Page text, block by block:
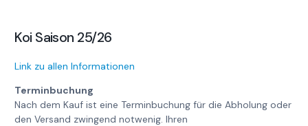
Koi Saison 25/26
Link zu allen Informationen
Terminbuchung
Nach dem Kauf ist eine Terminbuchung für die Abholung oder
den Versand zwingend notwenig. Ihren